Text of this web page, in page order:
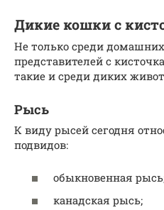
Дикие кошки с
Не только среди
представителей с
такие и среди диких
Рысь
К виду рысей сегодня
подвидов:
обыкновенная
канадская рысь;